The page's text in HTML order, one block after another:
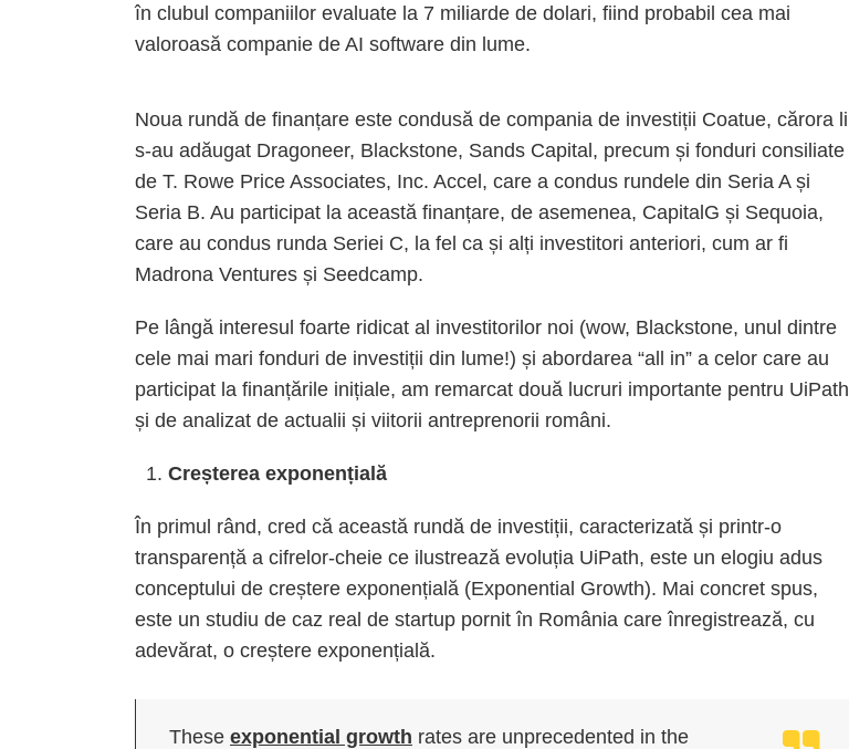
în clubul companiilor evaluate la 7 miliarde de dolari, fiind probabil cea mai
valoroasă companie de AI software din lume.
Noua rundă de finanțare este condusă de compania de investiții Coatue, cărora li
s-au adăugat Dragoneer, Blackstone, Sands Capital, precum și fonduri consiliate
de T. Rowe Price Associates, Inc. Accel, care a condus rundele din Seria A și
Seria B. Au participat la această finanțare, de asemenea, CapitalG și Sequoia,
care au condus runda Seriei C, la fel ca și alți investitori anteriori, cum ar fi
Madrona Ventures și Seedcamp.
Pe lângă interesul foarte ridicat al investitorilor noi (wow, Blackstone, unul dintre
cele mai mari fonduri de investiții din lume!) și abordarea “all in” a celor care au
participat la finanțările inițiale, am remarcat două lucruri importante pentru UiPath
și de analizat de actualii și viitorii antreprenorii români.
Creșterea exponențială
În primul rând, cred că această rundă de investiții, caracterizată și printr-o
transparență a cifrelor-cheie ce ilustrează evoluția UiPath, este un elogiu adus
conceptului de creștere exponențială (Exponential Growth). Mai concret spus,
este un studiu de caz real de startup pornit în România care înregistrează, cu
adevărat, o creștere exponențială.
These exponential growth rates are unprecedented in the